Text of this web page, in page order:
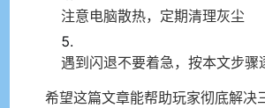
注意电脑散热，定期清理灰尘
遇到闪退不要着急，按本文步骤
希望这篇文章能帮助玩家彻底解决